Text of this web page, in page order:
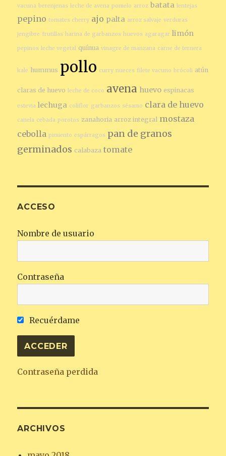
vacuna berenjenas leche de avena pomelo arroz batata lentejas
pepino tomates cherry ajo palta arroz salvaje verduras
jengibre frutillas harina de garbanzos huevos agaragar limón
pepinos leche vegetal quínua vinagre de manzana carne de ternera
kale hummus pollo curry nueces filete vacuno brócoli atún
claras de huevo leche de coco avena huevo espinacas
estevia lechuga coliflor garbanzos sésamo clara de huevo
canela cebada porotos zanahoria arroz integral mostaza
cebolla pimiento espárragos pan de granos
germinados calabaza tomate
ACCESO
Nombre de usuario
Contraseña
Recuérdame
Contraseña perdida
ARCHIVOS